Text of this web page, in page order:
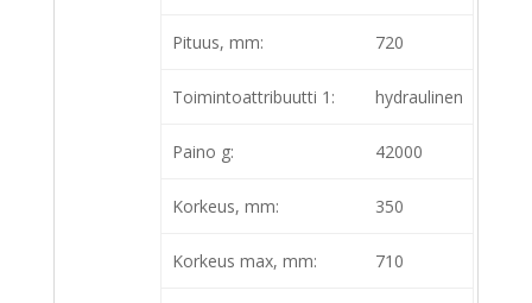
Pituus, mm: 720
Toimintoattribuutti 1: hydraulinen
Paino g: 42000
Korkeus, mm: 350
Korkeus max, mm: 710